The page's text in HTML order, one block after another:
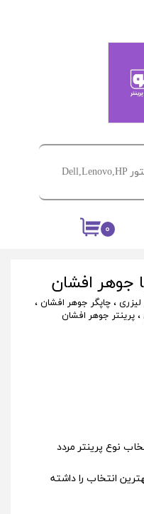
۰
جوهر افشان
لیزری ، چاپگر جوهر افشان ،
، پرینتر جوهر افشان
نوع پرینتر مردد
انتخاب را داشته